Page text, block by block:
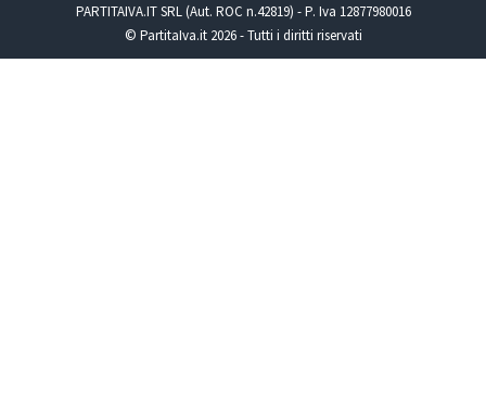
PARTITAIVA.IT SRL (Aut. ROC n.42819) - P. Iva 12877980016
© PartitaIva.it 2026 - Tutti i diritti riservati